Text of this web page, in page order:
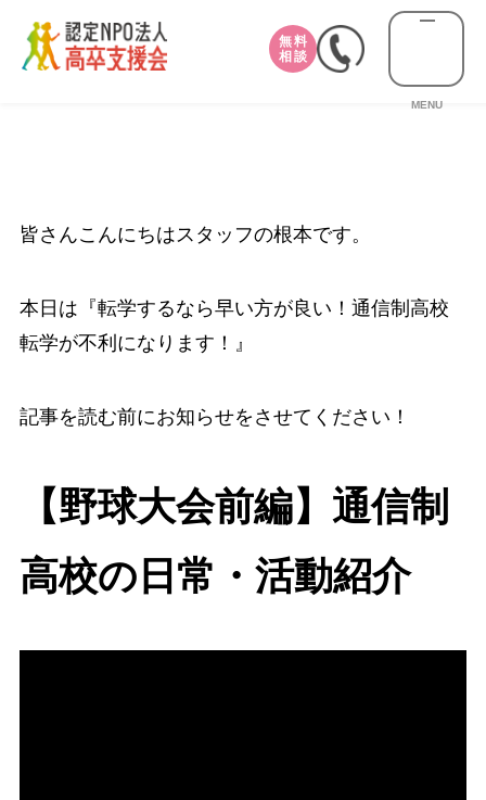
無料
相談
MENU
皆さんこんにちはスタッフの根本です。
本日は『転学するなら早い方が良い！通信制高校
転学が不利になります！』
記事を読む前にお知らせをさせてください！
【野球大会前編】通信制
高校の日常・活動紹介